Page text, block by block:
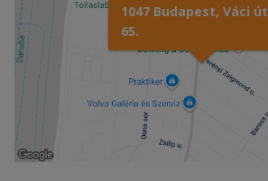
1047 Budapest, Váci út
65.